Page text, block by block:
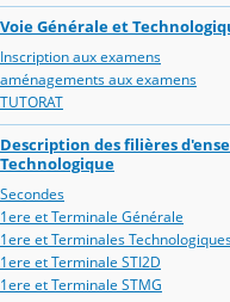
Voie Générale et
Inscription aux examens
aménagements aux examens
TUTORAT
Description des filières
Technologique
Secondes
1ere et Terminale Générale
1ere et Terminales
1ere et Terminale STI2D
1ere et Terminale STMG